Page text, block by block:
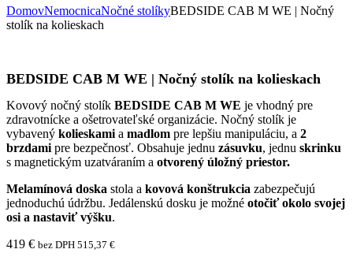
DomovNemocnicaNočné stolíkyBEDSIDE CAB M WE | Nočný
stolík na kolieskach
BEDSIDE CAB M WE | Nočný stolík na kolieskach
Kovový nočný stolík BEDSIDE CAB M WE je vhodný pre
zdravotnícke a ošetrovateľské organizácie. Nočný stolík je
vybavený kolieskami a madlom pre lepšiu manipuláciu, a 2
brzdami pre bezpečnosť. Obsahuje jednu zásuvku, jednu skrinku
s magnetickým uzatváraním a otvorený úložný priestor.
Melamínová doska stola a kovová konštrukcia zabezpečujú
jednoduchú údržbu. Jedálenskú dosku je možné otočiť okolo svojej
osi a nastaviť výšku.
419 € bez DPH 515,37 €